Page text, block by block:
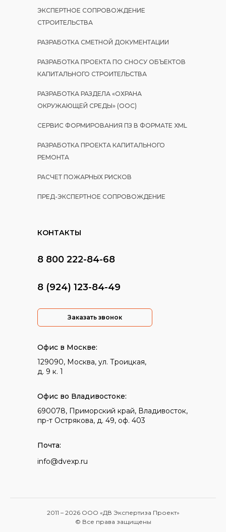
ЭКСПЕРТНОЕ СОПРОВОЖДЕНИЕ
СТРОИТЕЛЬСТВА
РАЗРАБОТКА СМЕТНОЙ ДОКУМЕНТАЦИИ
РАЗРАБОТКА ПРОЕКТА ПО СНОСУ ОБЪЕКТОВ
КАПИТАЛЬНОГО СТРОИТЕЛЬСТВА
РАЗРАБОТКА РАЗДЕЛА «ОХРАНА
ОКРУЖАЮЩЕЙ СРЕДЫ» (ООС)
СЕРВИС ФОРМИРОВАНИЯ ПЗ В ФОРМАТЕ XML
РАЗРАБОТКА ПРОЕКТА КАПИТАЛЬНОГО
РЕМОНТА
РАСЧЕТ ПОЖАРНЫХ РИСКОВ
ПРЕД-ЭКСПЕРТНОЕ СОПРОВОЖДЕНИЕ
КОНТАКТЫ
8 800 222-84-68
8 (924) 123-84-49
Заказать звонок
Офис в Москве:
129090, Москва, ул. Троицкая,
д. 9 к. 1
Офис во Владивостоке:
690078, Приморский край, Владивосток,
пр-т Острякова, д. 49, оф. 403
Почта:
info@dvexp.ru
2011 – 2026ООО «ДВ Экспертиза Проект»
© Все права защищены